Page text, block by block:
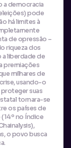
a democracia
pode
há limites à
de opressão –
riqueza dos
liberdade de
premiações
milhares de
usando-o
suas
tornara-se
os países de
no Índice
o povo busca